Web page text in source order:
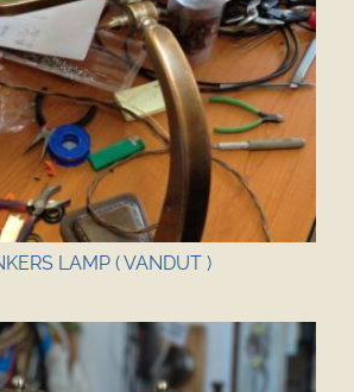
LAMP ( VANDUT )